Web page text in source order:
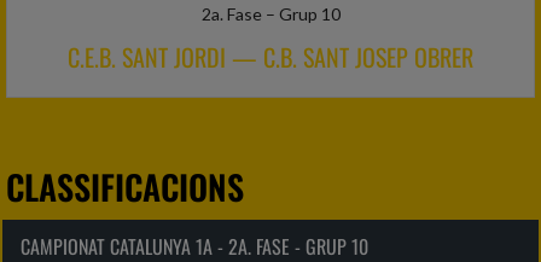
2a. Fase – Grup 10
C.E.B. SANT JORDI — C.B. SANT JOSEP OBRER
CLASSIFICACIONS
CAMPIONAT CATALUNYA 1A - 2A. FASE - GRUP 10